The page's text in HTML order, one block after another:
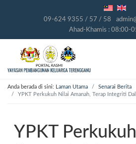
09-624 9355 / 57 / 58
Ahad-Khamis : 08:00-
Anda berada di sini: Laman Utama
Senarai Berita
YPKT Perkukuh Nilai Amanah, Terap Integriti
YPKT